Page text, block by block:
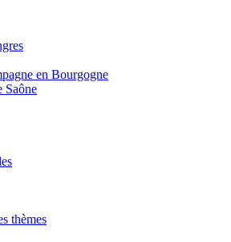
en Bourgogne
Saône
thèmes